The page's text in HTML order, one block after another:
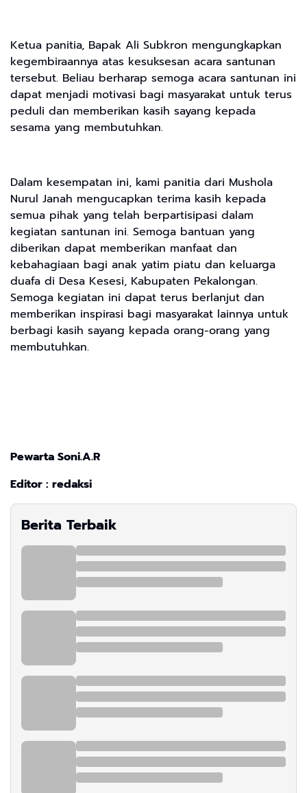
Ketua panitia, Bapak Ali Subkron mengungkapkan
kegembiraannya atas kesuksesan acara santunan
tersebut. Beliau berharap semoga acara santunan ini
dapat menjadi motivasi bagi masyarakat untuk terus
peduli dan memberikan kasih sayang kepada
sesama yang membutuhkan.
Dalam kesempatan ini, kami panitia dari Mushola
Nurul Janah mengucapkan terima kasih kepada
semua pihak yang telah berpartisipasi dalam
kegiatan santunan ini. Semoga bantuan yang
diberikan dapat memberikan manfaat dan
kebahagiaan bagi anak yatim piatu dan keluarga
duafa di Desa Kesesi, Kabupaten Pekalongan.
Semoga kegiatan ini dapat terus berlanjut dan
memberikan inspirasi bagi masyarakat lainnya untuk
berbagi kasih sayang kepada orang-orang yang
membutuhkan.
Pewarta Soni.A.R
Editor : redaksi
Berita Terbaik